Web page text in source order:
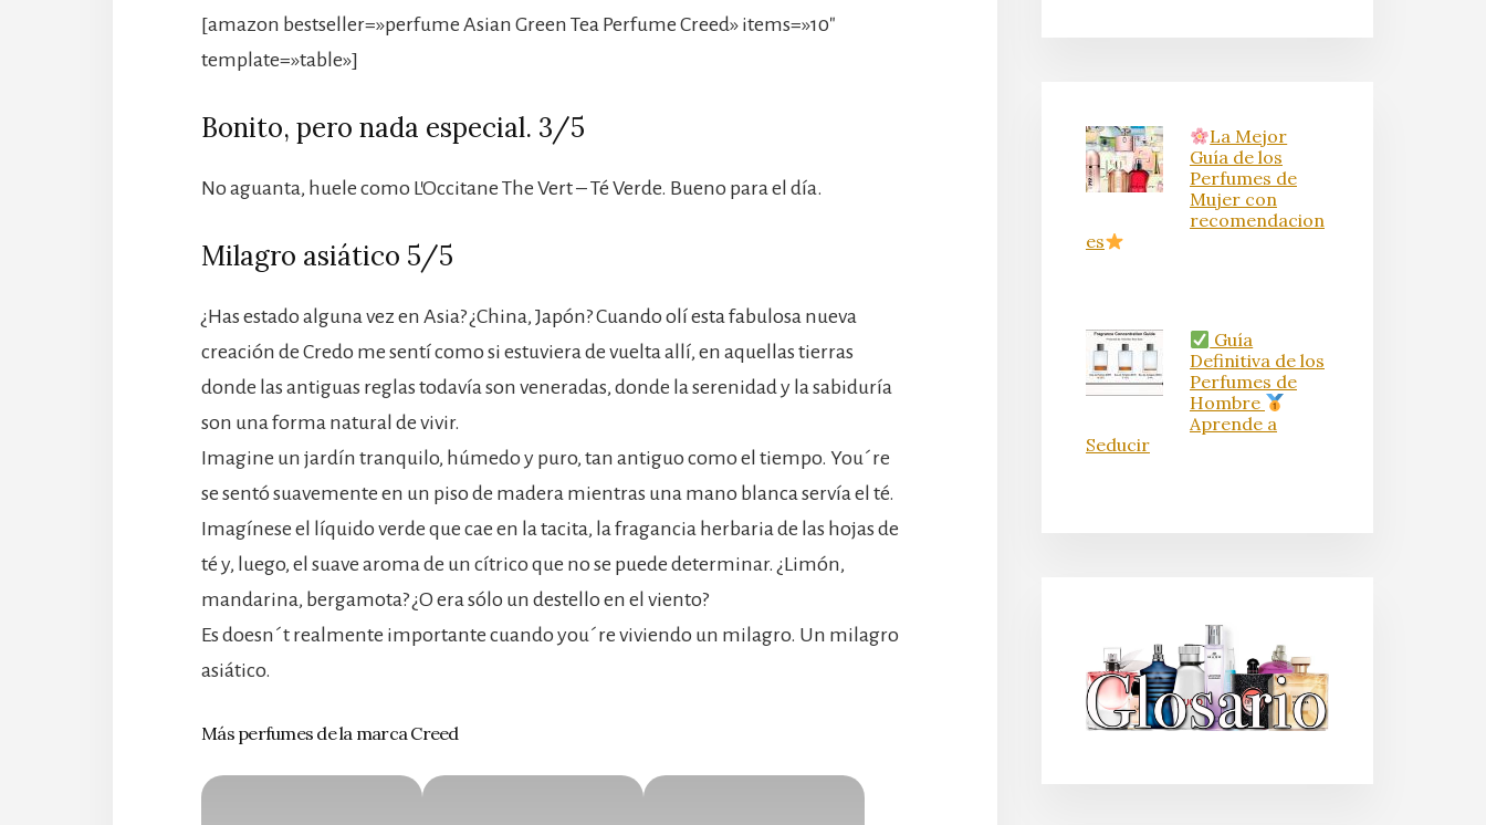
[amazon bestseller=»perfume Asian Green Tea Perfume Creed» items=»10″
template=»table»]
Bonito, pero nada especial. 3/5
No aguanta, huele como L’Occitane The Vert – Té Verde. Bueno para el día.
Milagro asiático 5/5
¿Has estado alguna vez en Asia? ¿China, Japón? Cuando olí esta fabulosa nueva
creación de Credo me sentí como si estuviera de vuelta allí, en aquellas tierras
donde las antiguas reglas todavía son veneradas, donde la serenidad y la sabiduría
son una forma natural de vivir.
Imagine un jardín tranquilo, húmedo y puro, tan antiguo como el tiempo. You´re
se sentó suavemente en un piso de madera mientras una mano blanca servía el té.
Imagínese el líquido verde que cae en la tacita, la fragancia herbaria de las hojas de
té y, luego, el suave aroma de un cítrico que no se puede determinar. ¿Limón,
mandarina, bergamota? ¿O era sólo un destello en el viento?
Es doesn´t realmente importante cuando you´re viviendo un milagro. Un milagro
asiático.
Más perfumes de la marca Creed
La Mejor
Guía de los
Perfumes de
Mujer con
recomendacion
es
Guía
Definitiva de los
Perfumes de
Hombre
Aprende a
Seducir